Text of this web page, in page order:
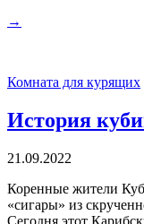
→
Комната для курящих
История
21.09.2022
Коренные жители
«сигары» из